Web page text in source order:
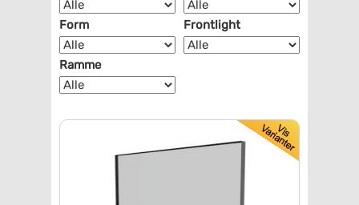
Form Frontlight
Ramme